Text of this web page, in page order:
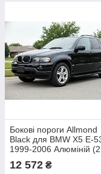
Бокові пороги Allmond
Black для BMW X5 E-
1999-2006 Алюміній
12 572 ₴